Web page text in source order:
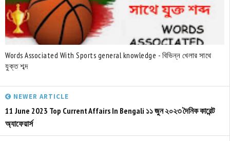
Words Associated With Sports general knowledge - বিভিন্ন খেলার সাথে
যুক্ত শব্দ
NEWER ARTICLE
11 June 2023 Top Current Affairs In Bengali ১১ জুন ২০২৩ দৈনিক কারেন্ট
অ্যাফেয়ার্স